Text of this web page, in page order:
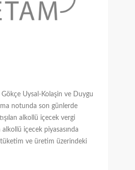
Uysal-Kolaşin ve Duygu
notunda son günlerde
alkollü içecek vergi
içecek piyasasında
ve üretim üzerindeki